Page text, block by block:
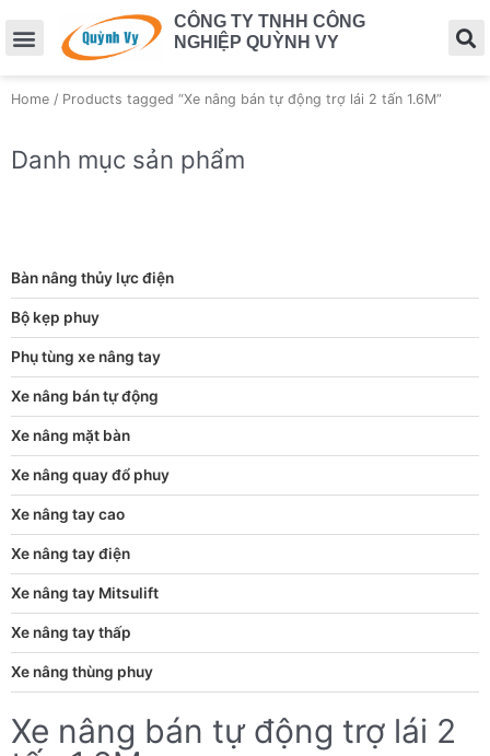
CÔNG TY TNHH CÔNG
NGHIỆP QUỲNH VY
Home / Products tagged “Xe nâng bán tự động trợ lái 2 tấn 1.6M”
Danh mục sản phẩm
Bàn nâng thủy lực điện
Bộ kẹp phuy
Phụ tùng xe nâng tay
Xe nâng bán tự động
Xe nâng mặt bàn
Xe nâng quay đổ phuy
Xe nâng tay cao
Xe nâng tay điện
Xe nâng tay Mitsulift
Xe nâng tay thấp
Xe nâng thùng phuy
Xe nâng bán tự động trợ lái 2